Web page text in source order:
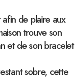
de plaire aux
trouve son
et de son bracelet
sobre, cette